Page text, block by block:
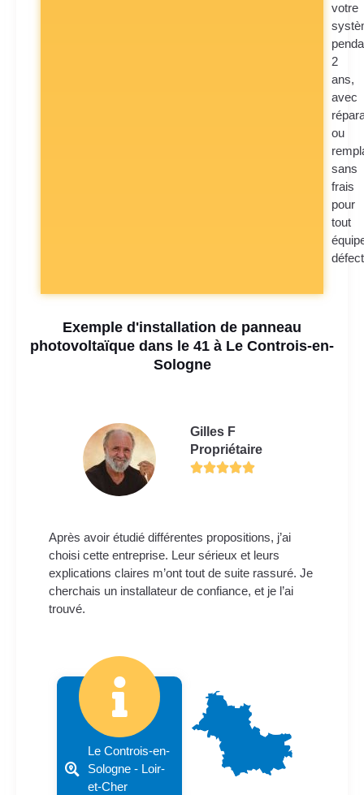
votre
2
ans,
avec
ou
sans
frais
pour
tout
Exemple d'installation de panneau
photovoltaïque dans le 41 à Le Controis-en-
Sologne
Gilles F
Propriétaire
Après avoir étudié différentes propositions, j’ai
choisi cette entreprise. Leur sérieux et leurs
explications claires m’ont tout de suite rassuré. Je
cherchais un installateur de confiance, et je l’ai
trouvé.
Le Controis-en-
Sologne - Loir-
et-Cher